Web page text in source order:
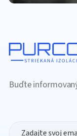
Buďte